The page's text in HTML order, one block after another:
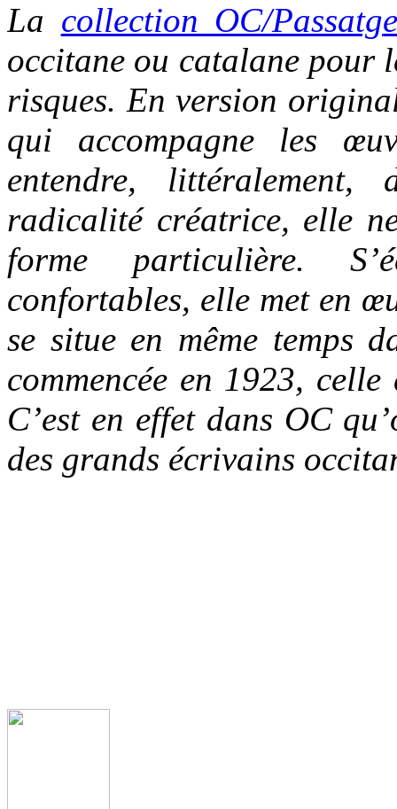
La collection OC/Passatg
occitane ou catalane pour
risques. En version
qui accompagne les
entendre,
radicalité créatrice, elle
forme particulière.
confortables, elle met en
se situe en même temps
commencée en 1923,
C’est en effet dans OC
des grands écrivains